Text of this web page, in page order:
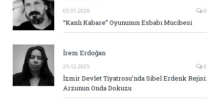
03.01.2026 0
“Kanlı Kabare” Oyununun Esbabı Mucibesi
İrem Erdoğan
25.12.2025 0
İzmir Devlet Tiyatrosu’nda Sibel Erdenk Rejisi:
Arzunun Onda Dokuzu